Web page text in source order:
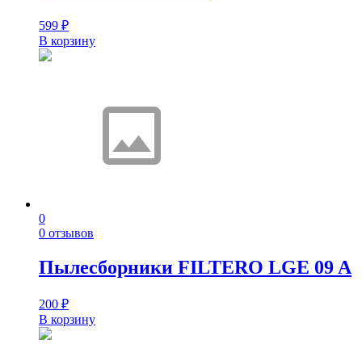
599 ₽
В корзину
0
0 отзывов
Пылесборники FILTERO LGE 09 A
200 ₽
В корзину